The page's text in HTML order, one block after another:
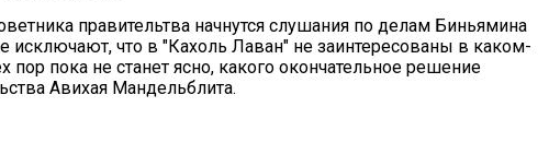
правительтва начнутся слушания по делам Биньямина
исключают, что в "Кахоль Лаван" не заинтересованы в каком-
пока не станет ясно, какого окончательное решение
Авихая Мандельблита.